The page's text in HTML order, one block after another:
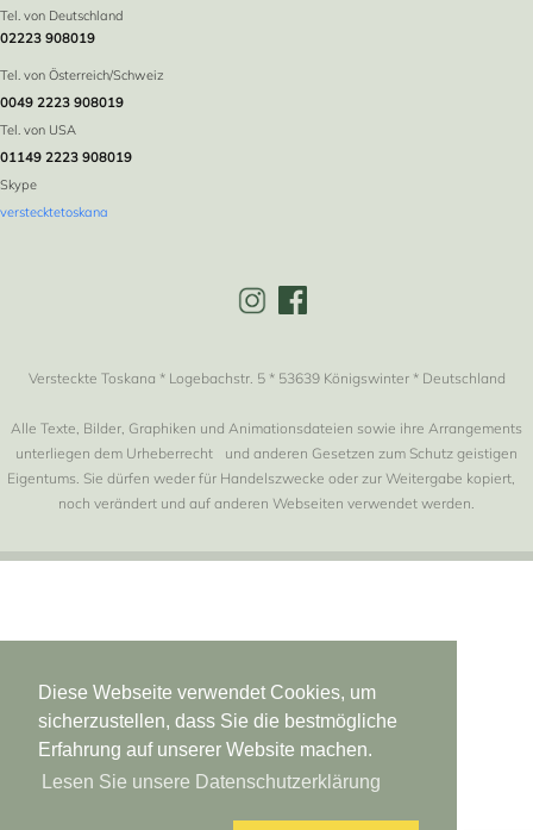
Diese Webseite verwendet Cookies, um
sicherzustellen, dass Sie die bestmögliche
Erfahrung auf unserer Website machen.
Lesen Sie unsere Datenschutzerklärung
Tel. von Deutschland
02223 908019
Tel. von Österreich/Schweiz
0049 2223 908019
Tel. von USA
01149 2223 908019
Skype
verstecktetoskana
Versteckte Toskana * Logebachstr. 5 * 53639 Königswinter * Deutschland
Alle Texte, Bilder, Graphiken und Animationsdateien sowie ihre Arrangements
unterliegen dem Urheberrecht und anderen Gesetzen zum Schutz geistigen
Eigentums. Sie dürfen weder für Handelszwecke oder zur Weitergabe kopiert,
noch verändert und auf anderen Webseiten verwendet werden.